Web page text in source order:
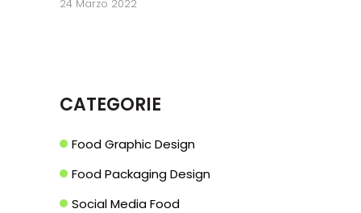
24 Marzo 2022
CATEGORIE
Food Graphic Design
Food Packaging Design
Social Media Food